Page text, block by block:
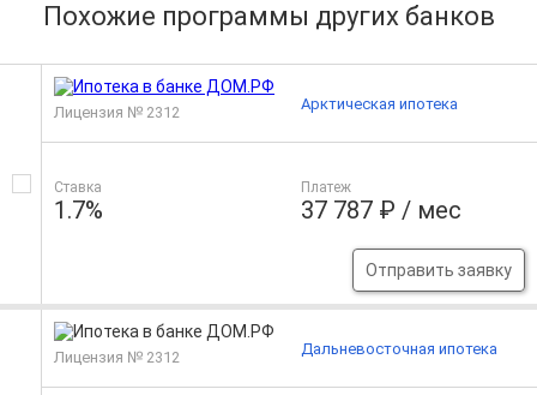
Похожие программы других банков
Лицензия № 2312
Ставка
1.7%
Платеж
37 787 ₽ / мес
Отправить заявку
Арктическая ипотека
Лицензия № 2312 Дальневосточная ипотека